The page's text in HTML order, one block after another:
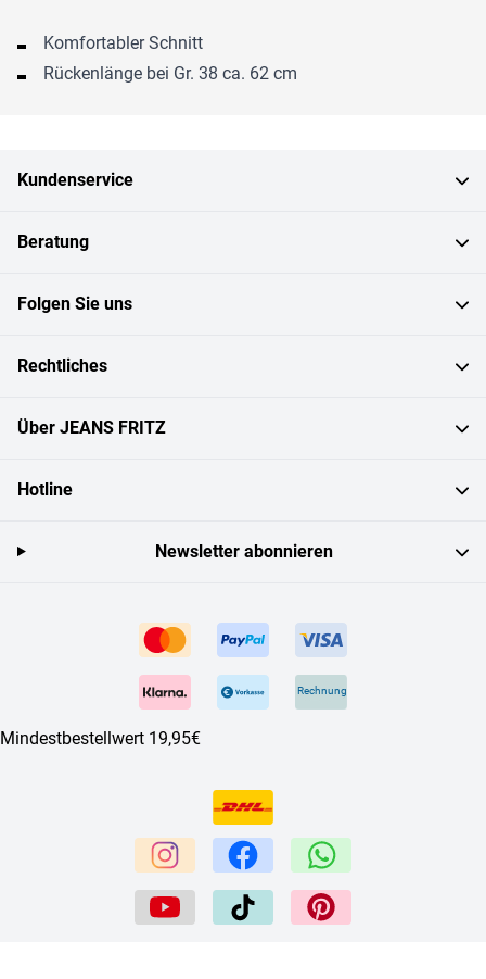
Komfortabler Schnitt
Rückenlänge bei Gr. 38 ca. 62 cm
Kundenservice
Beratung
Folgen Sie uns
Rechtliches
Über JEANS FRITZ
Hotline
Rechnung
Mindestbestellwert 19,95€
Newsletter abonnieren